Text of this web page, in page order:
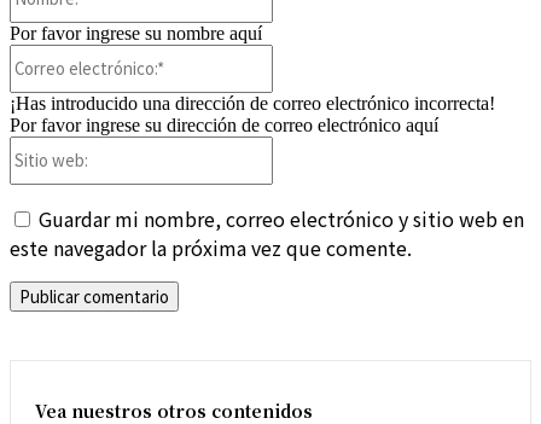
Por favor ingrese su nombre aquí
¡Has introducido una dirección de correo electrónico incorrecta!
Por favor ingrese su dirección de correo electrónico aquí
Guardar mi nombre, correo electrónico y sitio web en
este navegador la próxima vez que comente.
Vea nuestros otros contenidos